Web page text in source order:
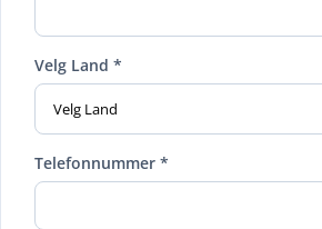
Velg Land *
Telefonnummer *